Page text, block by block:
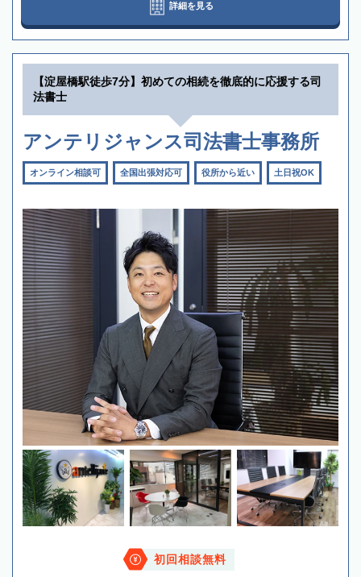
詳細を見る
【淀屋橋駅徒歩7分】初めての相続を徹底的に応援する司
法書士
アンテリジャンス司法書士事務所
オンライン相談可 全国出張対応可 役所から近い 土日祝OK
初回相談無料